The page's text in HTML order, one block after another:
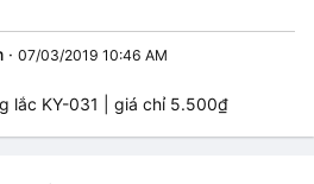
· 07/03/2019 10:46 AM
lắc KY-031 | giá chỉ 5.500₫